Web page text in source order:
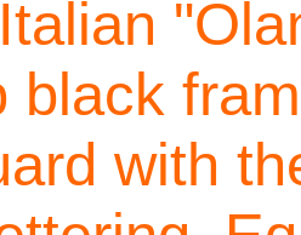
black
with